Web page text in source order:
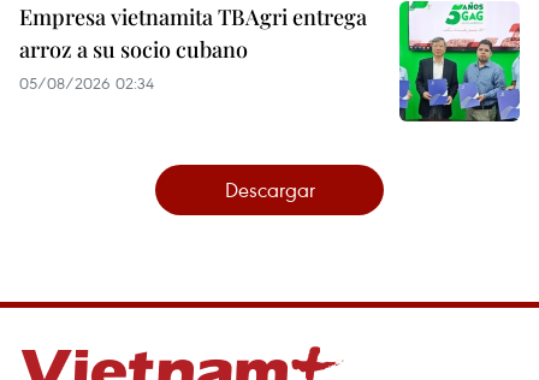
Empresa vietnamita TBAgri entrega
arroz a su socio cubano
05/08/2026 02:34
Descargar